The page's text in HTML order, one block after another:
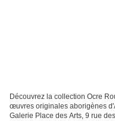
Découvrez la collection Ocre
œuvres originales aborigènes
Galerie Place des Arts, 9 rue